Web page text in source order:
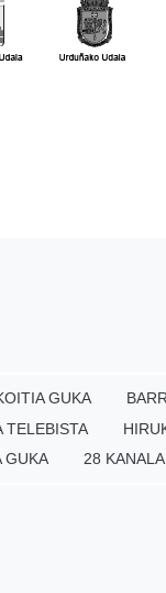
GUKA
TELEBISTA
GUKA 28 KANALA